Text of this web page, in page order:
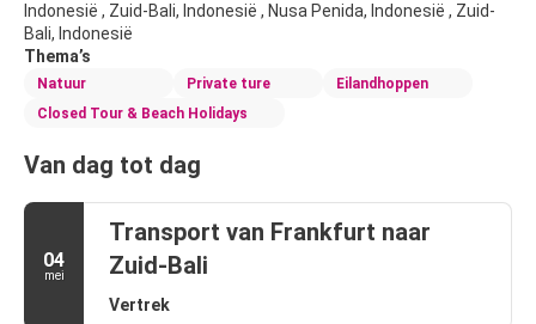
Indonesië , Zuid-Bali, Indonesië , Nusa Penida, Indonesië , Zuid-
Bali, Indonesië
Thema’s
Natuur Private ture
Eilandhoppen
Closed Tour & Beach Holidays
Van dag tot dag
04
mei
Transport van Frankfurt naar
Zuid-Bali
Vertrek